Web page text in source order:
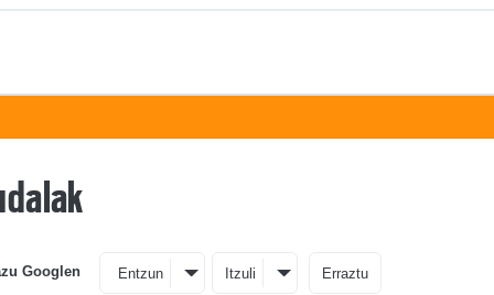
Googlen Entzun Itzuli Erraztu